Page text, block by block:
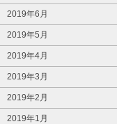
2019年6月
2019年5月
2019年4月
2019年3月
2019年2月
2019年1月